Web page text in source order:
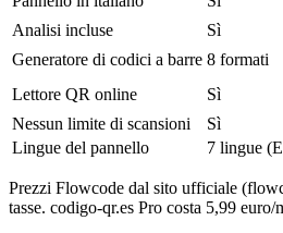
Analisi incluse
Sì
Generatore di codici a barre 8 formati
Lettore QR online
Sì
Nessun limite di scansioni
Sì
Lingue del pannello
7 lingue
Prezzi Flowcode dal sito ufficiale
tasse. codigo-qr.es Pro costa 5,99